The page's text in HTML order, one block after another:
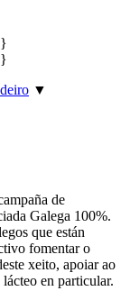
▼
de
Galega 100%.
que están
fomentar o
xeito, apoiar ao
en particular.